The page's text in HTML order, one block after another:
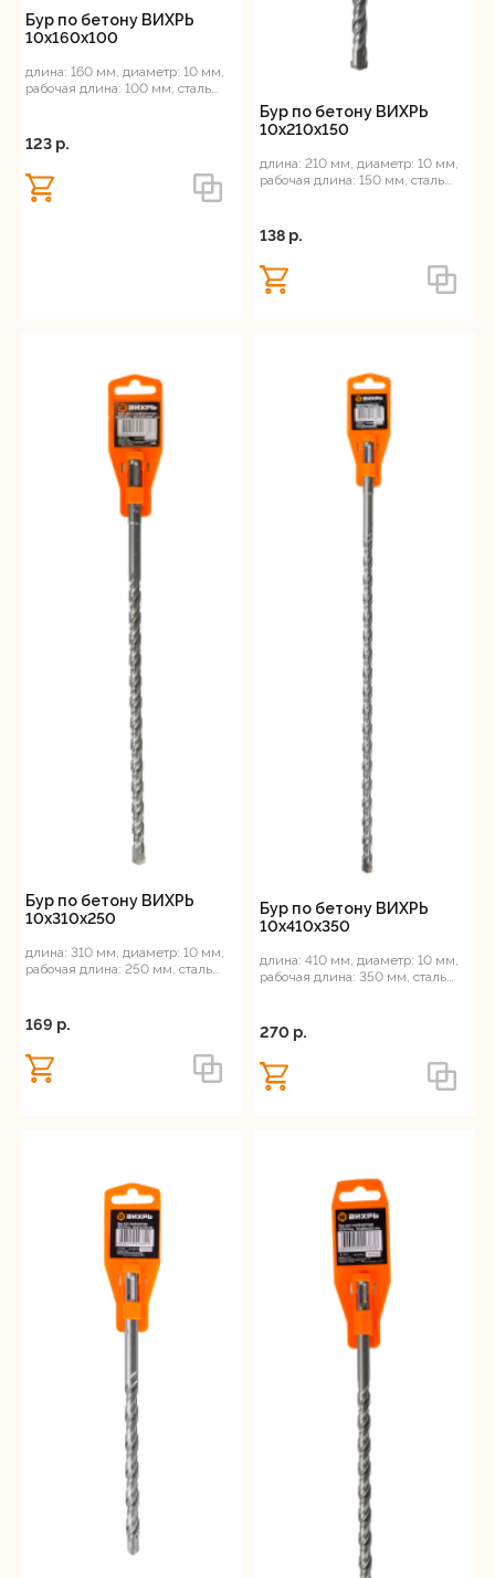
Бур по бетону ВИХРЬ
10x160x100
длина: 160 мм, диаметр: 10 мм,
рабочая длина: 100 мм, сталь
123 p.
Бур по бетону ВИХРЬ
10x210x150
длина: 210 мм, диаметр: 10 мм,
рабочая длина: 150 мм, сталь
138 p.
Бур по бетону ВИХРЬ
10x310x250
длина: 310 мм, диаметр: 10 мм,
рабочая длина: 250 мм, сталь
169 p.
Бур по бетону ВИХРЬ
10x410x350
длина: 410 мм, диаметр: 10 мм,
рабочая длина: 350 мм, сталь
270 p.